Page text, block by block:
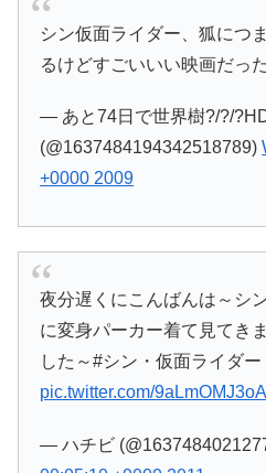
シン仮面ライダー、狐につ
るけどすごいいい映画だ
— あと74日で世界樹?/?/
(@1637484194342518789)
+0000 2009
夜分遅くにこんばんは～シ
に変身パーカー着て見てき
した～#シン・仮面ライダー
pic.twitter.com/9aLmOMJ3oA
— ハチビ